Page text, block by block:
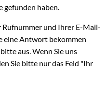
gefunden haben.
Rufnummer und Ihrer E-Mail-
eine Antwort bekommen
aus. Wenn Sie uns
Sie bitte nur das Feld "Ihr